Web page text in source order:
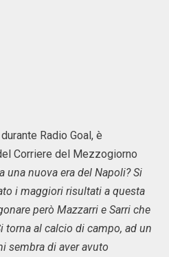
Radio Goal, è
Corriere del Mezzogiorno
una nuova era del Napoli? Si
i maggiori risultati a questa
però Mazzarri e Sarri che
torna al calcio di campo, ad un
sembra di aver avuto